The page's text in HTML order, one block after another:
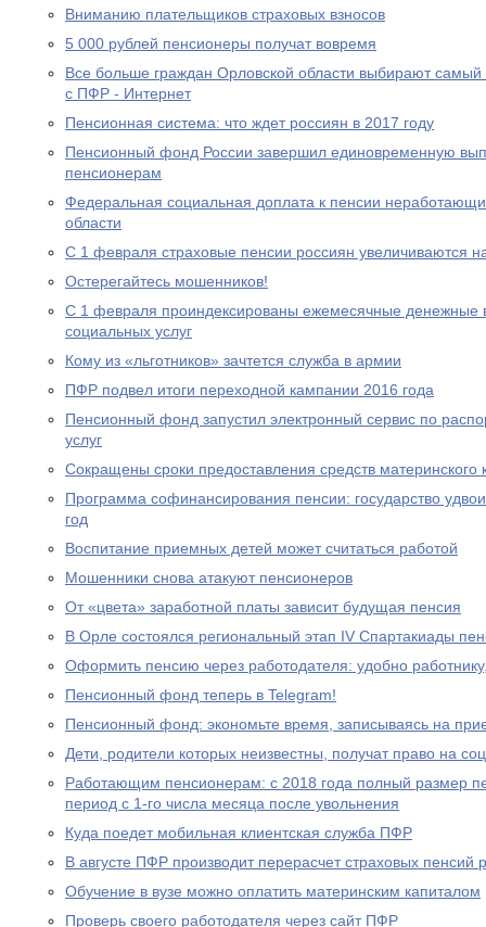
Вниманию плательщиков страховых взносов
5 000 рублей пенсионеры получат вовремя
Все больше граждан Орловской области выбирают
с ПФР - Интернет
Пенсионная система: что ждет россиян в 2017 году
Пенсионный фонд России завершил единовременную
пенсионерам
Федеральная социальная доплата к пенсии
области
С 1 февраля страховые пенсии россиян увеличиваются
Остерегайтесь мошенников!
С 1 февраля проиндексированы ежемесячные денежные
социальных услуг
Кому из «льготников» зачтется служба в армии
ПФР подвел итоги переходной кампании 2016 года
Пенсионный фонд запустил электронный сервис по
услуг
Сокращены сроки предоставления средств материнского
Программа софинансирования пенсии: государство
год
Воспитание приемных детей может считаться работой
Мошенники снова атакуют пенсионеров
От «цвета» заработной платы зависит будущая пенсия
В Орле состоялся региональный этап IV Спартакиады
Оформить пенсию через работодателя: удобно
Пенсионный фонд теперь в Telegram!
Пенсионный фонд: экономьте время, записываясь на
Дети, родители которых неизвестны, получат право на
Работающим пенсионерам: с 2018 года полный размер
период с 1-го числа месяца после увольнения
Куда поедет мобильная клиентская служба ПФР
В августе ПФР производит перерасчет страховых
Обучение в вузе можно оплатить материнским капиталом
Проверь своего работодателя через сайт ПФР